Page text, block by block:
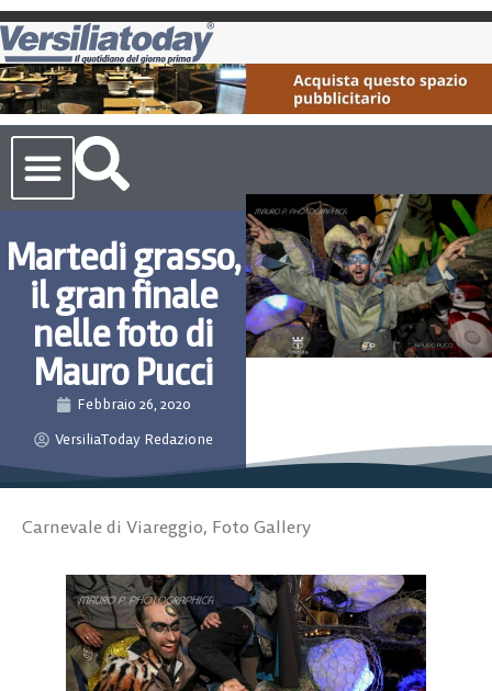
Martedi grasso,
il gran finale
nelle foto di
Mauro Pucci
Febbraio 26, 2020
VersiliaToday Redazione
Carnevale di Viareggio, Foto Gallery